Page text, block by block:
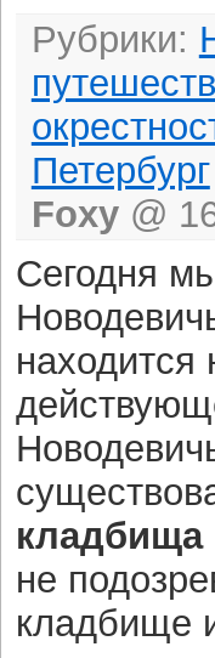
Рубрики:
Петербург
Foxy@
Сегодня
находится
кладбища
не
кладбище